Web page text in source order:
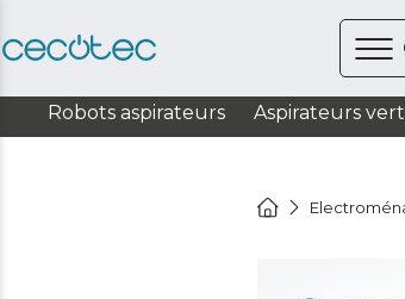
Robots aspirateurs Aspirateurs